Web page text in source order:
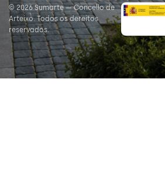
© 2026 Sumarte — Concello de
Arteixo. Todos os dereitos
reservados.